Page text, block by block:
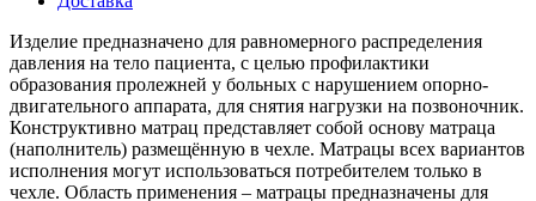
Изделие предназначено для равномерного распределения
давления на тело пациента, с целью профилактики
образования пролежней у больных с нарушением опорно-
двигательного аппарата, для снятия нагрузки на позвоночник.
Конструктивно матрац представляет собой основу матраца
(наполнитель) размещённую в чехле. Матрацы всех вариантов
исполнения могут использоваться потребителем только в
чехле. Область применения – матрацы предназначены для